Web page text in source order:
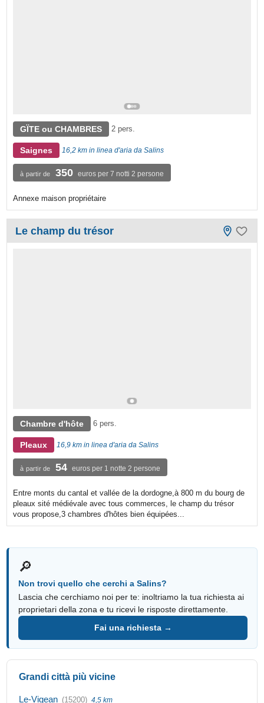
GÏTE ou CHAMBRES 2 pers.
Saignes 16,2 km in linea d'aria da Salins
à partir de 350 euros per 7 notti 2 persone
Annexe maison propriétaire
Le champ du trésor
Chambre d'hôte 6 pers.
Pleaux 16,9 km in linea d'aria da Salins
à partir de 54 euros per 1 notte 2 persone
Entre monts du cantal et vallée de la dordogne,à 800 m du bourg de
pleaux sité médiévale avec tous commerces, le champ du trésor
vous propose,3 chambres d'hôtes bien équipées...
🔎
Non trovi quello che cerchi a Salins?
Lascia che cerchiamo noi per te: inoltriamo la tua richiesta ai
proprietari della zona e tu ricevi le risposte direttamente.
Fai una richiesta →
Grandi città più vicine
Le-Vigean (15200) 4,5 km